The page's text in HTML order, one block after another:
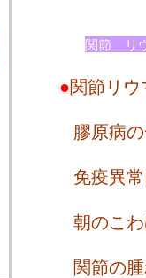
関節 リ
●関節リウ
膠原病の
免疫異常
朝のこわ
関節の腫